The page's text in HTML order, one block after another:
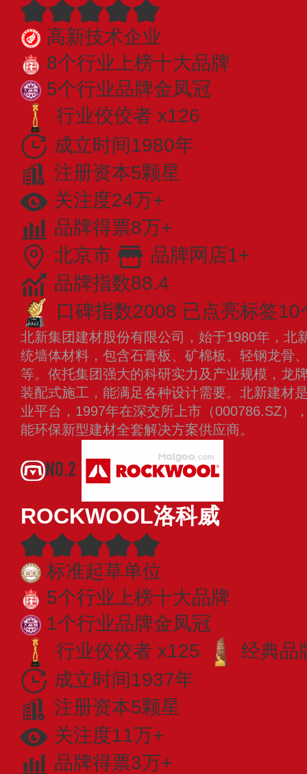
高新技术企业
8个行业上榜十大品牌
5个行业品牌金凤冠
行业佼佼者 x126
成立时间1980年
注册资本5颗星
关注度24万+
品牌得票8万+
北京市
品牌网店1+
品牌指数88.4
口碑指数2008 已点亮标签10
北新集团建材股份有限公司，始于1980年，北
统墙体材料，包含石膏板、矿棉板、轻钢龙骨
等。依托集团强大的科研实力及产业规模，龙
装配式施工，能满足各种设计需要。北新建材
业平台，1997年在深交所上市（000786.SZ）
能环保新型建材全套解决方案供应商。
NO.2
ROCKWOOL洛科威
标准起草单位
5个行业上榜十大品牌
1个行业品牌金凤冠
行业佼佼者 x125
经典品
成立时间1937年
注册资本5颗星
关注度11万+
品牌得票3万+